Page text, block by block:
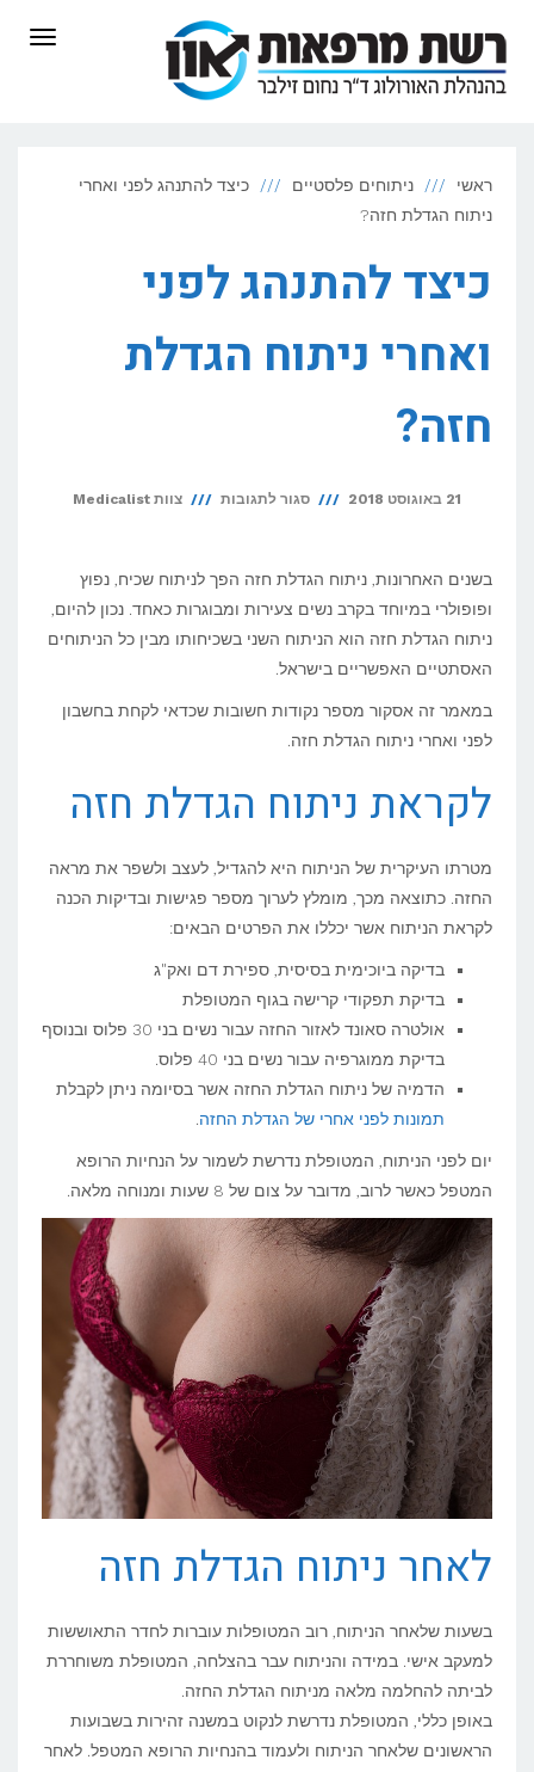
ראשי ניתוחים פלסטיים
כיצד להתנהג לפני ואחרי
ניתוח הגדלת חזה?
כיצד להתנהג לפני
ואחרי ניתוח הגדלת
חזה?
21 באוגוסט 2018 סגור לתגובות על
להתנהג
לפני
ואחרי
הגדלת
צוות Medicalist
בשנים האחרונות, ניתוח הגדלת חזה הפך לניתוח שכיח, נפוץ
ופופולרי במיוחד בקרב נשים צעירות ומבוגרות כאחד. נכון להיום,
ניתוח הגדלת חזה הוא הניתוח השני בשכיחותו מבין כל הניתוחים
האסתטיים האפשריים בישראל.
במאמר זה אסקור מספר נקודות חשובות שכדאי לקחת בחשבון
לפני ואחרי ניתוח הגדלת חזה.
לקראת ניתוח הגדלת חזה
מטרתו העיקרית של הניתוח היא להגדיל, לעצב ולשפר את מראה
החזה. כתוצאה מכך, מומלץ לערוך מספר פגישות ובדיקות הכנה
לקראת הניתוח אשר יכללו את הפרטים הבאים:
בדיקה ביוכימית בסיסית, ספירת דם ואק"ג
בדיקת תפקודי קרישה בגוף המטופלת
אולטרה סאונד לאזור החזה עבור נשים בני 30 פלוס ובנוסף
בדיקת ממוגרפיה עבור נשים בני 40 פלוס.
הדמיה של ניתוח הגדלת החזה אשר בסיומה ניתן לקבלת
תמונות לפני אחרי של הגדלת החזה
יום לפני הניתוח, המטופלת נדרשת לשמור על הנחיות הרופא
המטפל כאשר לרוב, מדובר על צום של 8 שעות ומנוחה מלאה.
לאחר ניתוח הגדלת חזה
בשעות שלאחר הניתוח, רוב המטופלות עוברות לחדר התאוששות
למעקב אישי. במידה והניתוח עבר בהצלחה, המטופלת משוחררת
לביתה להחלמה מלאה מניתוח הגדלת החזה.
באופן כללי, המטופלת נדרשת לנקוט במשנה זהירות בשבועות
הראשונים שלאחר הניתוח ולעמוד בהנחיות הרופא המטפל. לאחר